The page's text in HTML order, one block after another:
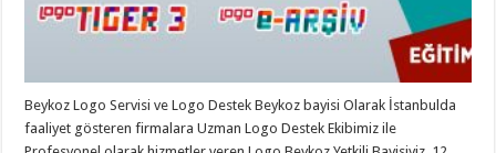
Beykoz Logo Servisi ve Logo Destek Beykoz bayisi Olarak İstanbulda
faaliyet gösteren firmalara Uzman Logo Destek Ekibimiz ile